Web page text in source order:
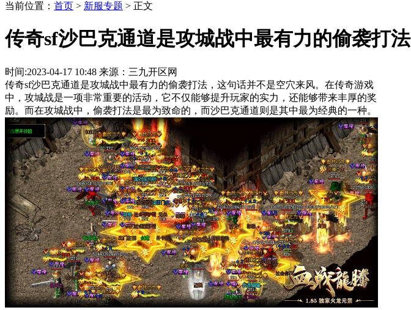
当前位置： 首页 > 新服专题 > 正文
传奇sf沙巴克通道是攻城战中最有力的偷袭打法
时间:2023-04-17 10:48 来源：三九开区网
传奇sf沙巴克通道是攻城战中最有力的偷袭打法，这句话并不是空穴来风。在传奇游戏
中，攻城战是一项非常重要的活动，它不仅能够提升玩家的实力，还能够带来丰厚的奖
励。而在攻城战中，偷袭打法是最为致命的，而沙巴克通道则是其中最为经典的一种。